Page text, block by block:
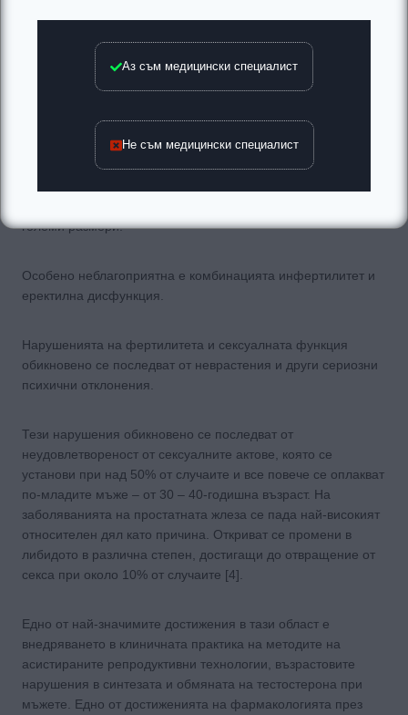
допълнителни психосоматични оплаквания и появата на
партньорски и семейни конфликти, които още повече
задълбочават кризисната ситуация и увеличават общите
здравни рискове. В този смисъл, еректилната дисфункция е
значими психо-социални рискове и последици. Това може
да се отрази и върху поведението на някои мъже в
обществото, като показват лесна раздразнимост или
големи размери.
Особено неблагоприятна е комбинацията инфертилитет и
еректилна дисфункция.
Нарушенията на фертилитета и сексуалната функция
обикновено се последват от неврастения и други сериозни
психични отклонения.
Тези нарушения обикновено се последват от
неудовлетвореност от сексуалните актове, която се
установи при над 50% от случаите и все повече се оплакват
по-младите мъже – от 30 – 40-годишна възраст. На
заболяванията на простатната жлеза се пада най-високият
относителен дял като причина. Откриват се промени в
либидото в различна степен, достигащи до отвращение от
секса при около 10% от случаите [4].
Едно от най-значимите достижения в тази област е
внедряването в клиничната практика на методите на
асистираните репродуктивни технологии, възрастовите
нарушения в синтезата и обмяната на тестостерона при
мъжете. Едно от достиженията на фармакологията през
Аз съм медицински специалист
Не съм медицински специалист